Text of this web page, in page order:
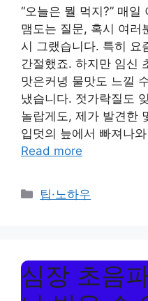
“오늘은 뭘 먹지?” 매
맴도는 질문, 혹시 여러
시 그랬습니다. 특히 요
간절했죠. 하지만 임신
맛은커녕 물맛도 느낄
냈습니다. 젓가락질도
놀랍게도, 제가 발견한
입덧의 늪에서 빠져나
Read more
Categories
팁·노하우
심장 초음